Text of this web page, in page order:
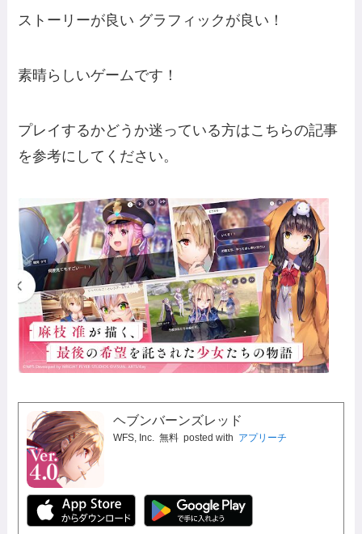
ストーリーが良い グラフィックが良い！
素晴らしいゲームです！
プレイするかどうか迷っている方はこちらの記事
を参考にしてください。
ヘブンバーンズレッド
WFS, Inc. 無料 posted with アプリーチ